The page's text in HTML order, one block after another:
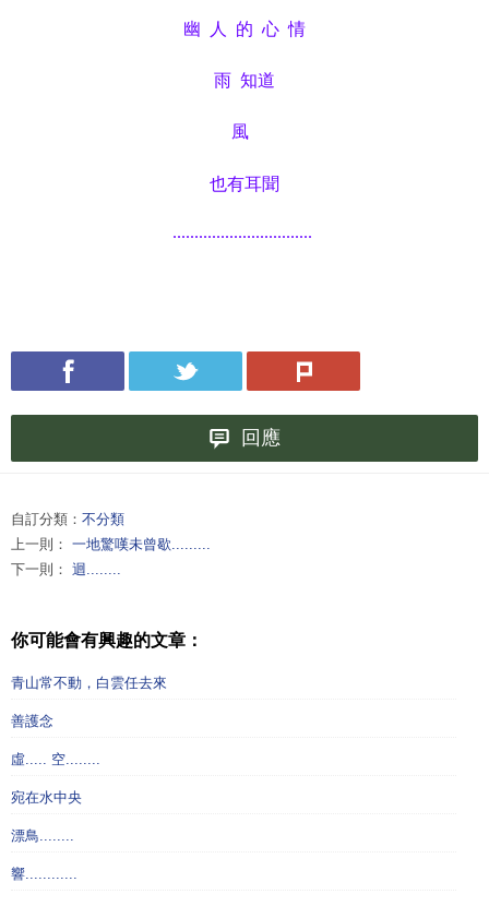
幽 人 的 心 情
雨 知道
風
也有耳聞
................................
回應
自訂分類： 不分類
上一則： 一地驚嘆未曾歇.........
下一則： 迴........
你可能會有興趣的文章：
青山常不動，白雲任去來
善護念
虛..... 空........
宛在水中央
漂鳥........
響............